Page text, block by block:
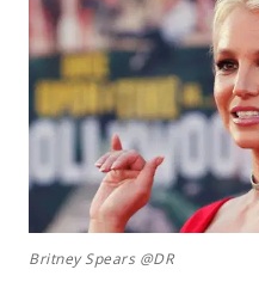
Britney Spears @DR